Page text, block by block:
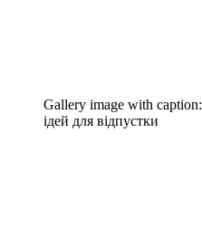
Gallery image with caption:
ідей для відпустки